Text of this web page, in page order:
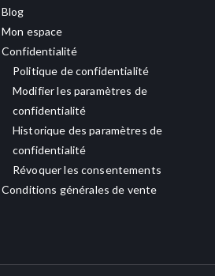
Blog
Mon espace
Confidentialité
Politique de confidentialité
Modifier les paramètres de
confidentialité
Historique des paramètres de
confidentialité
Révoquer les consentements
Conditions générales de vente